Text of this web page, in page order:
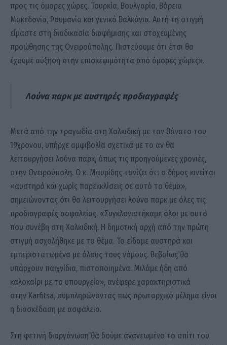
προς τις όμορες χώρες, Τουρκία, Βουλγαρία, Βόρεια
Μακεδονία, Ρουμανία και γενικά Βαλκάνια. Αυτή τη στιγμή
είμαστε στη διαδικασία διαφήμισης και στοχευμένης
προώθησης της Ονειρούπολης. Πιστεύουμε ότι έτσι θα
έχουμε αύξηση στην επισκεψιμότητα από όμορες χώρες».
Λούνα παρκ με αυστηρές προδιαγραφές
Μετά από την τραγωδία στη Χαλκιδική με τον θάνατο του
19χρονου, υπήρχε αμφιβολία σχετικά με το αν θα
λειτουργήσει λούνα παρκ, όπως τις προηγούμενες χρονιές,
στην Ονειρούπολη. Ο κ. Μαυρίδης τονίζει ότι ο δήμος κινείται
«αυστηρά και χωρίς παρεκκλίσεις σε αυτό το θέμα»,
σημειώνοντας ότι θα λειτουργήσει λούνα παρκ με όλες τις
προδιαγραφές ασφαλείας. «Συγκλονιστήκαμε όλοι με αυτό
που συνέβη στη Χαλκιδική. Η δημοτική αρχή από την πρώτη
στιγμή ασχολήθηκε με το θέμα. Το είδαμε αυστηρά και
εμπεριστατωμένα με όλους τους νόμους. Βεβαίως θα
υπάρχουν παιχνίδια, πιστοποιημένα. Μιλάμε ήδη από
καλοκαίρι με το υπουργείο», ανέφερε χαρακτηριστικά
στην Karfitsa, συμπληρώνοντας πως πρωταρχικό μέλημα είναι
η διασκέδαση με ασφάλεια.
Στη φετινή διοργάνωση θα δούμε ανανεωμένο το σπίτι του